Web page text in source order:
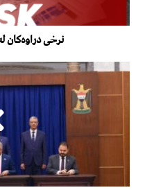
نرخی دراوەکان